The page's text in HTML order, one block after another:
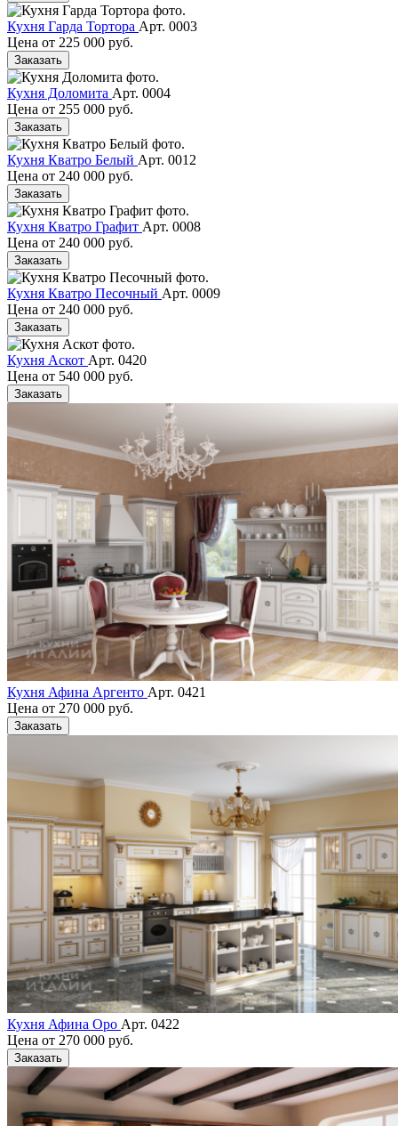
Кухня Гарда Тортора Арт. 0003
Цена от 225 000 руб.
Заказать
Кухня Доломита Арт. 0004
Цена от 255 000 руб.
Заказать
Кухня Кватро Белый Арт. 0012
Цена от 240 000 руб.
Заказать
Кухня Кватро Графит Арт. 0008
Цена от 240 000 руб.
Заказать
Кухня Кватро Песочный Арт. 0009
Цена от 240 000 руб.
Заказать
Кухня Аскот Арт. 0420
Цена от 540 000 руб.
Заказать
Кухня Афина Аргенто Арт. 0421
Цена от 270 000 руб.
Заказать
Кухня Афина Оро Арт. 0422
Цена от 270 000 руб.
Заказать